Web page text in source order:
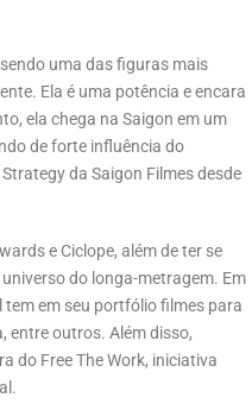
uma das figuras mais
Ela é uma potência e encara
ela chega na Saigon em um
de forte influência do
da Saigon Filmes desde
e Ciclope, além de ter se
do longa-metragem. Em
tem em seu portfólio filmes para
entre outros. Além disso,
do Free The Work, iniciativa